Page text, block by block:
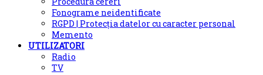
Fonograme neidentificate
RGPD | Protecția datelor cu caracter personal
Memento
UTILIZATORI
Radio
TV